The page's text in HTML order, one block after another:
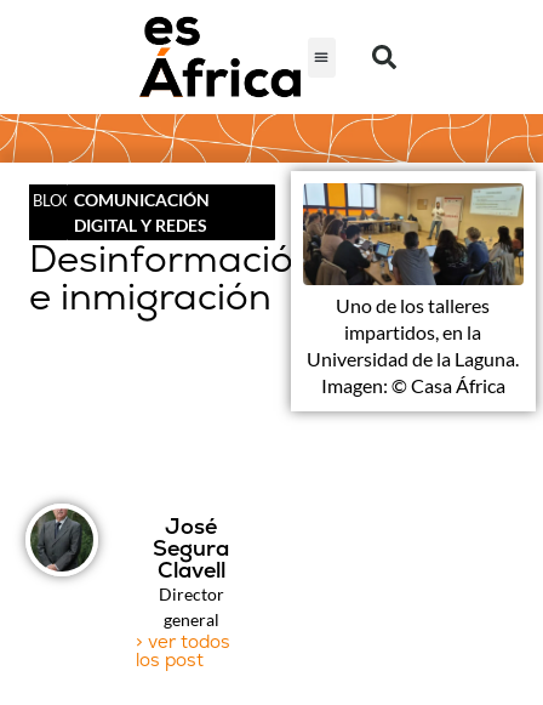
BLOG COMUNICACIÓN
DIGITAL Y REDES
Desinformación
e inmigración
Uno de los talleres
impartidos, en la
Universidad de la Laguna.
Imagen: © Casa África
José
Segura
Clavell
Director
general
> ver todos
los post